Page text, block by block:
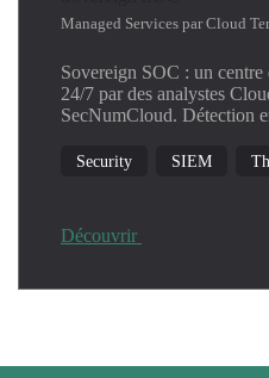
Kubernetes
Machine Learning
Network
Productivity
SIEM
Windows
Managed Services par Cloud
Sovereign SOC : un centre
24/7 par des analystes
SecNumCloud. Détection
Security SIEM
Découvrir